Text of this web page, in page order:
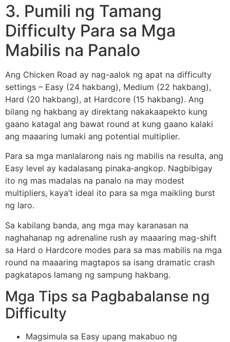
3. Pumili ng Tamang
Difficulty Para sa Mga
Mabilis na Panalo
Ang Chicken Road ay nag-aalok ng apat na difficulty
settings – Easy (24 hakbang), Medium (22 hakbang),
Hard (20 hakbang), at Hardcore (15 hakbang). Ang
bilang ng hakbang ay direktang nakakaapekto kung
gaano katagal ang bawat round at kung gaano kalaki
ang maaaring lumaki ang potential multiplier.
Para sa mga manlalarong nais ng mabilis na resulta, ang
Easy level ay kadalasang pinaka‑angkop. Nagbibigay
ito ng mas madalas na panalo na may modest
multipliers, kaya’t ideal ito para sa mga maikling burst
ng laro.
Sa kabilang banda, ang mga may karanasan na
naghahanap ng adrenaline rush ay maaaring mag-shift
sa Hard o Hardcore modes para sa mas mabilis na mga
round na maaaring magtapos sa isang dramatic crash
pagkatapos lamang ng sampung hakbang.
Mga Tips sa Pagbabalanse ng
Difficulty
Magsimula sa Easy upang makabuo ng